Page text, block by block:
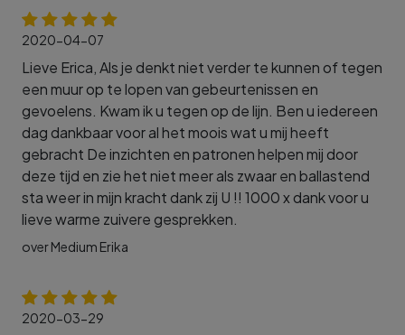
2020-04-07
Lieve Erica, Als je denkt niet verder te kunnen of tegen
een muur op te lopen van gebeurtenissen en
gevoelens. Kwam ik u tegen op de lijn. Ben u iedereen
dag dankbaar voor al het moois wat u mij heeft
gebracht De inzichten en patronen helpen mij door
deze tijd en zie het niet meer als zwaar en ballastend
sta weer in mijn kracht dank zij U !! 1000 x dank voor u
lieve warme zuivere gesprekken.
over Medium Erika
2020-03-29